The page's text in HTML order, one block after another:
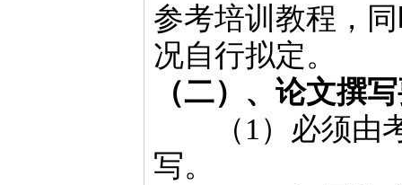
参考培训教程，
况自行拟定。
（二）、论文撰
（1）必须由考
写。